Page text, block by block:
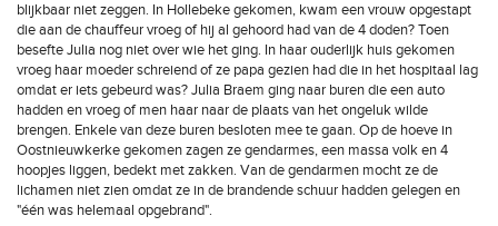
blijkbaar niet zeggen. In Hollebeke gekomen, kwam een vrouw opgestapt
die aan de chauffeur vroeg of hij al gehoord had van de 4 doden? Toen
besefte Julia nog niet over wie het ging. In haar ouderlijk huis gekomen
vroeg haar moeder schreiend of ze papa gezien had die in het hospitaal lag
omdat er iets gebeurd was? Julia Braem ging naar buren die een auto
hadden en vroeg of men haar naar de plaats van het ongeluk wilde
brengen. Enkele van deze buren besloten mee te gaan. Op de hoeve in
Oostnieuwkerke gekomen zagen ze gendarmes, een massa volk en 4
hoopjes liggen, bedekt met zakken. Van de gendarmen mocht ze de
lichamen niet zien omdat ze in de brandende schuur hadden gelegen en
"één was helemaal opgebrand".